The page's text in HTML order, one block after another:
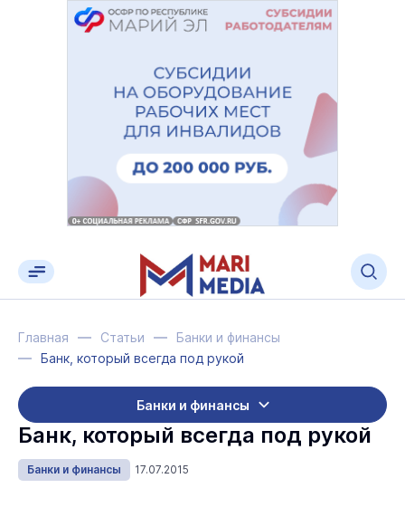
Главная Статьи
Банки и финансы
Банк, который всегда под рукой
Банки и финансы
Банк, который всегда под рукой
Банки и финансы 17.07.2015